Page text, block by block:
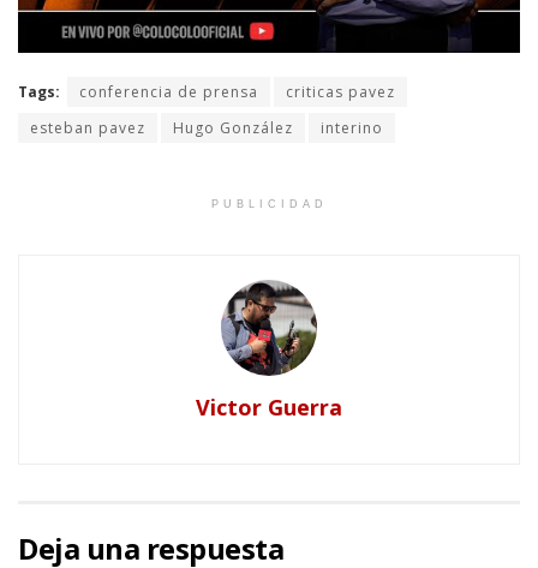
Tags: conferencia de prensa
criticas pavez
esteban pavez
Hugo González interino
PUBLICIDAD
Victor Guerra
Deja una respuesta